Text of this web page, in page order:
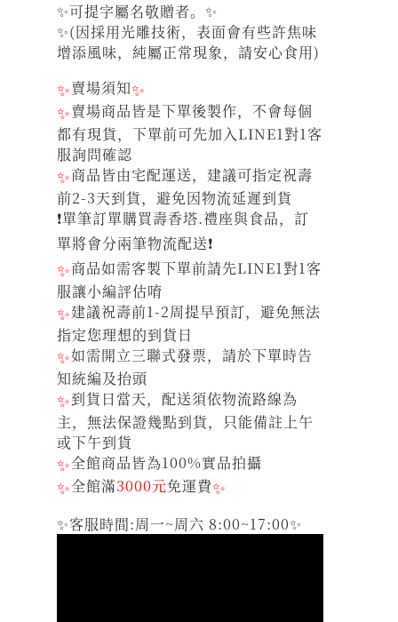
✨可提字屬名敬贈者。✨
✨(因採用光雕技術，表面會有些許焦味
增添風味，純屬正常現象，請安心食用)
✨賣場須知✨
✨賣場商品皆是下單後製作，不會每個
都有現貨，下單前可先加入LINE1對1客
服詢問確認
✨商品皆由宅配運送，建議可指定祝壽
前2-3天到貨，避免因物流延遲到貨
❗單筆訂單購買壽香塔.禮座與食品，訂
單將會分兩筆物流配送❗
✨商品如需客製下單前請先LINE1對1客
服讓小編評估唷
✨建議祝壽前1-2周提早預訂，避免無法
指定您理想的到貨日
✨如需開立三聯式發票，請於下單時告
知統編及抬頭
✨到貨日當天，配送須依物流路線為
主，無法保證幾點到貨，只能備註上午
或下午到貨
✨全館商品皆為100%實品拍攝
✨全館滿3000元免運費✨
✨客服時間:周一~周六 8:00~17:00✨